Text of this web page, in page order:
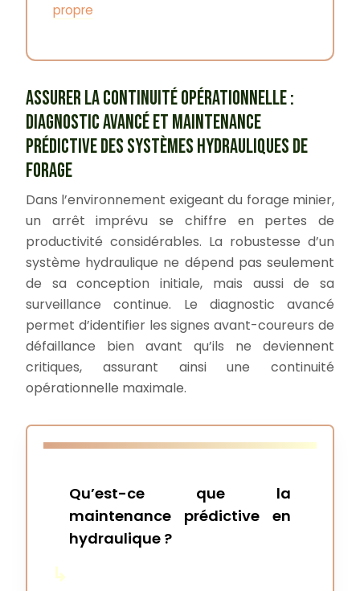
propre
ASSURER LA CONTINUITÉ OPÉRATIONNELLE :
DIAGNOSTIC AVANCÉ ET MAINTENANCE
PRÉDICTIVE DES SYSTÈMES HYDRAULIQUES DE
FORAGE
Dans l’environnement exigeant du forage minier,
un arrêt imprévu se chiffre en pertes de
productivité considérables. La robustesse d’un
système hydraulique ne dépend pas seulement
de sa conception initiale, mais aussi de sa
surveillance continue. Le diagnostic avancé
permet d’identifier les signes avant-coureurs de
défaillance bien avant qu’ils ne deviennent
critiques, assurant ainsi une continuité
opérationnelle maximale.
Qu’est-ce que la
maintenance prédictive en
hydraulique ?